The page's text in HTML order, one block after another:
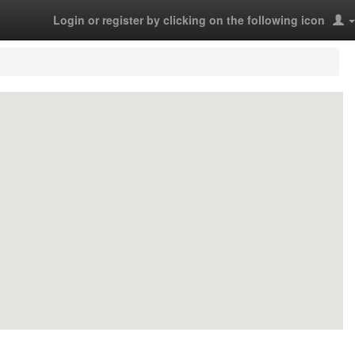
Login or register by clicking on the following icon